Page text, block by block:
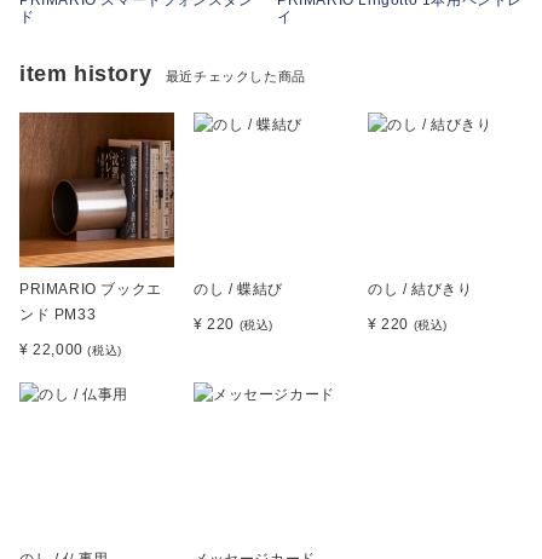
ド
イ
item history 最近チェックした商品
PRIMARIO ブックエ
ンド PM33
¥ 22,000(税込)
のし / 蝶結び
¥ 220 (税込)
のし / 結びきり
¥ 220 (税込)